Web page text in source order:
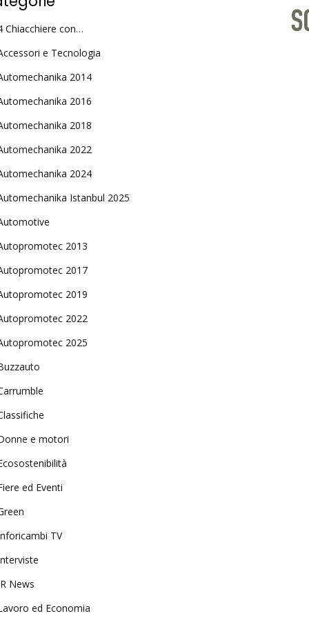
Chiacchiere con…
e Tecnologia
2014
2016
2018
2022
2024
Istanbul 2025
2013
2017
2019
2022
2025
e motori
ed Eventi
TV
News
ed Economia